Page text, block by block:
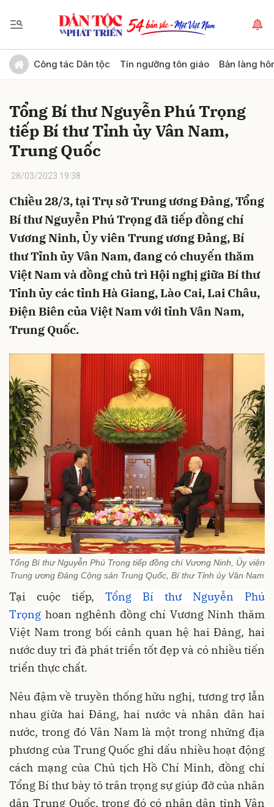
Công tác Dân tộc Tín ngưỡng tôn giáo Bản làng
Tổng Bí thư Nguyễn Phú Trọng
tiếp Bí thư Tỉnh ủy Vân Nam,
Trung Quốc
28/03/2023 19:38
Chiều 28/3, tại Trụ sở Trung ương Đảng, Tổng
Bí thư Nguyễn Phú Trọng đã tiếp đồng chí
Vương Ninh, Ủy viên Trung ương Đảng, Bí
thư Tỉnh ủy Vân Nam, đang có chuyến thăm
Việt Nam và đồng chủ trì Hội nghị giữa Bí thư
Tỉnh ủy các tỉnh Hà Giang, Lào Cai, Lai Châu,
Điện Biên của Việt Nam với tỉnh Vân Nam,
Trung Quốc.
Tổng Bí thư Nguyễn Phú Trọng tiếp đồng chí Vương Ninh, Ủy viên
Trung ương Đảng Cộng sản Trung Quốc, Bí thư Tỉnh ủy Vân Nam
Tại cuộc tiếp, Tổng Bí thư Nguyễn Phú
Trọng hoan nghênh đồng chí Vương Ninh thăm
Việt Nam trong bối cảnh quan hệ hai Đảng, hai
nước duy trì đà phát triển tốt đẹp và có nhiều tiến
triển thực chất.
Nêu đậm về truyền thống hữu nghị, tương trợ lẫn
nhau giữa hai Đảng, hai nước và nhân dân hai
nước, trong đó Vân Nam là một trong những địa
phương của Trung Quốc ghi dấu nhiều hoạt động
cách mạng của Chủ tịch Hồ Chí Minh, đồng chí
Tổng Bí thư bày tỏ trân trọng sự giúp đỡ của nhân
dân Trung Quốc, trong đó có nhân dân tỉnh Vân
Gửi bình luận